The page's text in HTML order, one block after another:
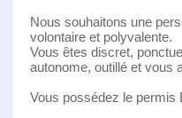
Nous souhaitons une
volontaire et polyvalente.
Vous êtes discret,
autonome, outillé et vous
Vous possédez le permis